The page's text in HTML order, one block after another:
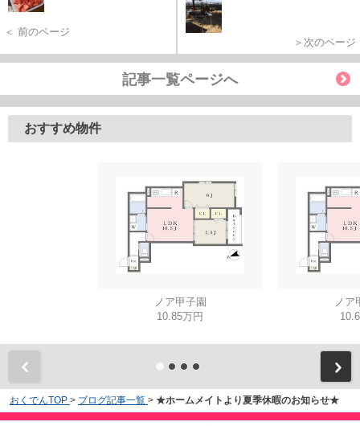
＜ 前のページ
＞次のページ
記事一覧ページへ
おすすめ物件
ノア甲子園
10.85万円
ノア
おくでんTOP > ブログ記事一覧 > ★ホームメイトより夏季休暇のお知らせ★